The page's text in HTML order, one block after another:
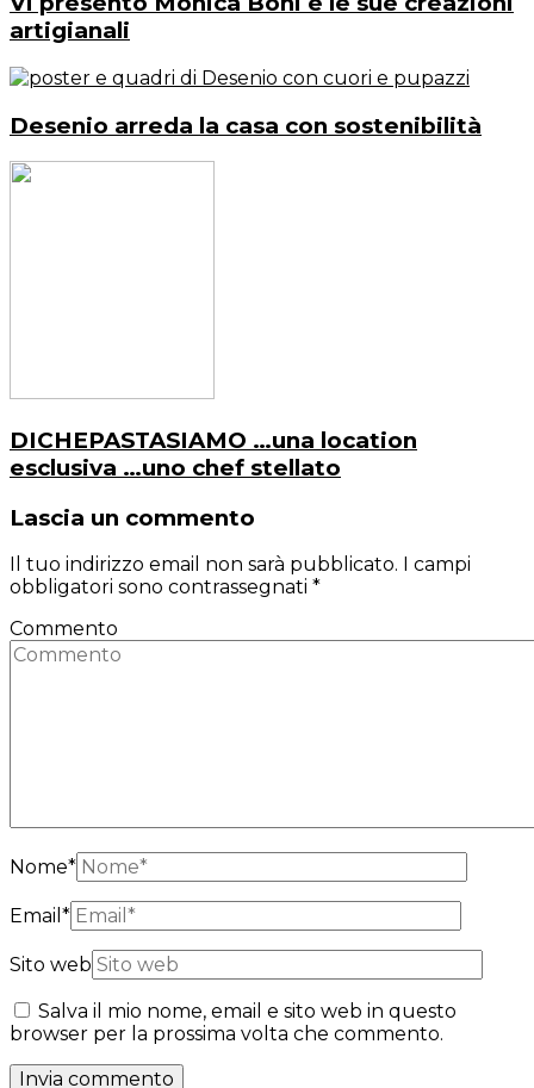
artigianali
Desenio arreda la casa con sostenibilità
DICHEPASTASIAMO …una location
esclusiva …uno chef stellato
Lascia un commento
Il tuo indirizzo email non sarà pubblicato.
I campi
obbligatori sono contrassegnati *
Commento
Nome*
Email *
Sito web
Salva il mio nome, email e sito web in questo
browser per la prossima volta che commento.